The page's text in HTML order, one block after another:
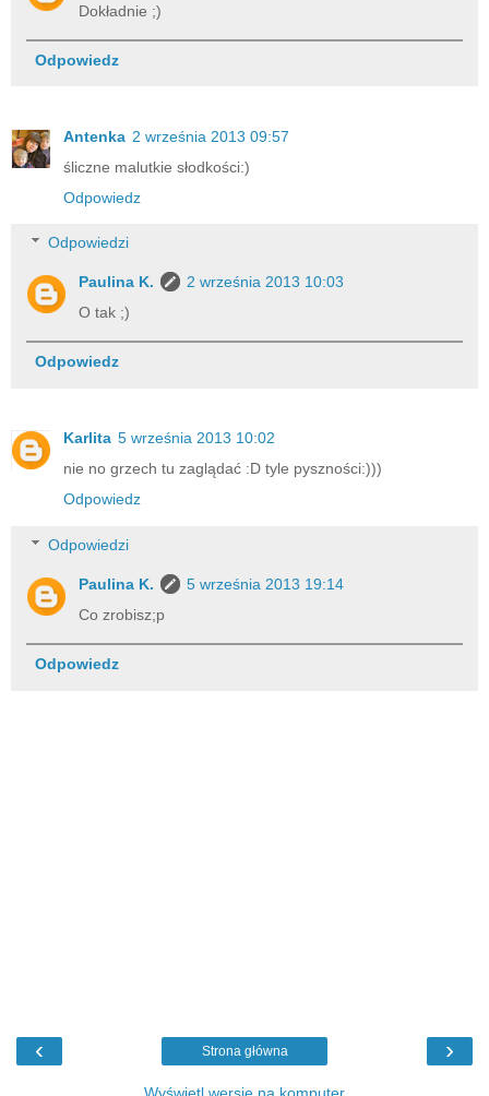
Dokładnie ;)
Odpowiedz
Antenka 2 września 2013 09:57
śliczne malutkie słodkości:)
Odpowiedz
Odpowiedzi
Paulina K.
2 września 2013 10:03
O tak ;)
Odpowiedz
Karlita 5 września 2013 10:02
nie no grzech tu zaglądać :D tyle pyszności:)))
Odpowiedz
Odpowiedzi
Paulina K.
5 września 2013 19:14
Co zrobisz;p
Odpowiedz
‹ ›
Strona główna